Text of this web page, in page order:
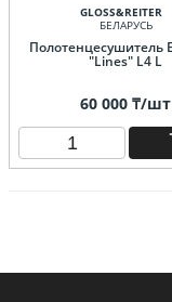
GLOSS&REITER
БЕЛАРУСЬ
Полотенцесушитель
"Lines" L4 L
60 000 ₸/шт